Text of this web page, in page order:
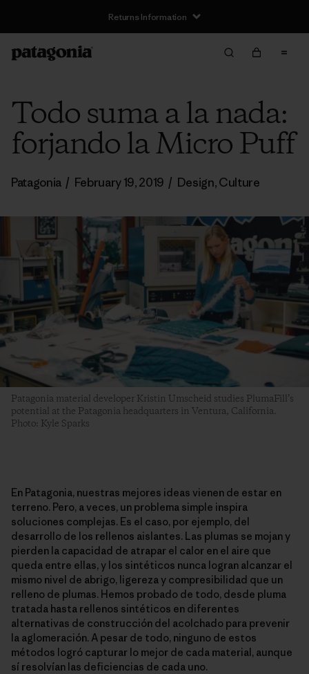
Returns Information
Todo suma a la nada:
forjando la Micro Puff
Patagonia / February 19, 2019 / Design,Culture
Patagonia material developer Kristin Umscheid studies PlumaFill’s
potential at the Patagonia headquarters in Ventura, California.
Photo: Kyle Sparks
En Patagonia, nuestras mejores ideas vienen de estar en
terreno. Pero, a veces, un problema simple inspira
soluciones complejas. Es el caso, por ejemplo, del
desarrollo de los rellenos aislantes. Las plumas se mojan y
pierden la capacidad de atrapar el calor en el aire que
queda entre ellas, y los sintéticos nunca logran alcanzar el
mismo nivel de abrigo, ligereza y compresibilidad que un
relleno de plumas. Hemos probado de todo, desde pluma
tratada hasta rellenos sintéticos en diferentes
alternativas de construcción del acolchado para prevenir
la aglomeración. A pesar de todo, ninguno de estos
métodos logró capturar lo mejor de cada material, aunque
sí resolvían las deficiencias de cada uno.